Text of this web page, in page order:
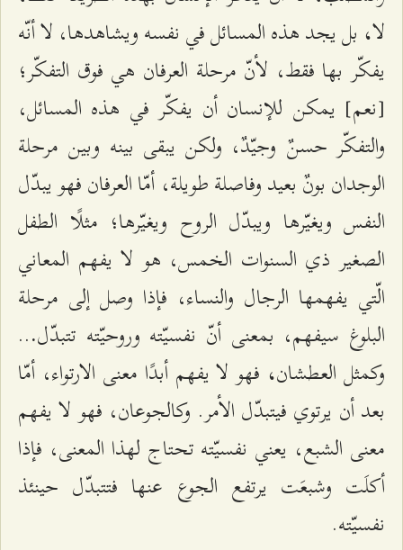
لا، بل يجد هذه المسائل في نفسه ويشاهدها، لا أنّه
يفكّر بها فقط، لأنّ مرحلة العرفان هي فوق التفكّر؛
[نعم] يمكن للإنسان أن يفكّر في هذه المسائل،
والتفكّر حسنٌ وجيّدٌ، ولكن يبقى بينه وبين مرحلة
الوجدان بونٌ بعيد وفاصلة طويلة، أمّا العرفان فهو يبدّل
النفس ويغيّرها ويبدّل الروح ويغيّرها؛ مثلًا الطفل
الصغير ذي السنوات الخمس، هو لا يفهم المعاني
الّتي يفهمها الرجال والنساء، فإذا وصل إلى مرحلة
البلوغ سيفهم، بمعنى أنّ نفسيّته وروحيّته تتبدّل.
..
وكمثل العطشان، فهو لا يفهم أبدًا معنى الارتواء، أمّا
بعد أن يرتوي فيتبدّل الأمر. وكالجوعان، فهو لا يفهم
معنى الشبع، يعني نفسيّته تحتاج لهذا المعنى، فإذا
أكلَت وشبعَت يرتفع الجوع عنها فتتبدّل حينئذ
نفسيّته.